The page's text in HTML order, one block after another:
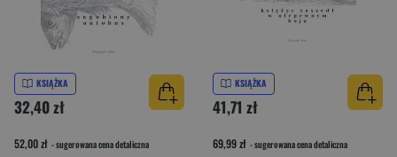
KSIĄŻKA
32,40 zł
52,00 zł - sugerowana cena detaliczna
KSIĄŻKA
41,71 zł
69,99 zł - sugerowana cena detaliczna